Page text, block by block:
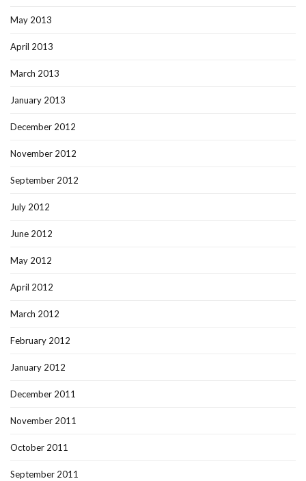
May 2013
April 2013
March 2013
January 2013
December 2012
November 2012
September 2012
July 2012
June 2012
May 2012
April 2012
March 2012
February 2012
January 2012
December 2011
November 2011
October 2011
September 2011